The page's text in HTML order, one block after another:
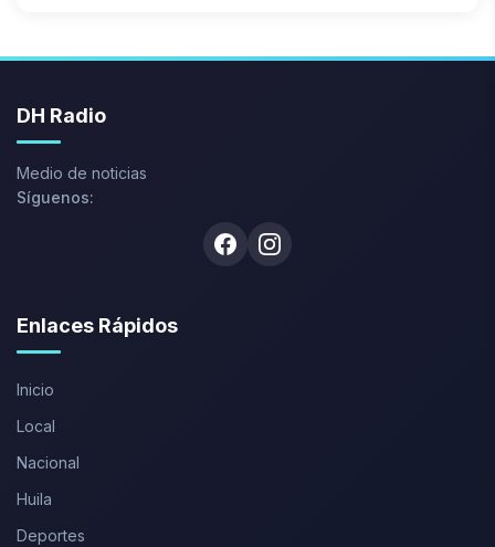
DH Radio
Medio de noticias
Síguenos:
FacebookInstagram
Enlaces Rápidos
Inicio
Local
Nacional
Huila
Deportes